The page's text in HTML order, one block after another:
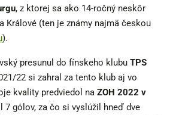
, z ktorej sa ako 14-ročný neskôr
Králové (ten je známy najmä českou
).
presunul do fínskeho klubu TPS
22 si zahral za tento klub aj vo
kvality predviedol na ZOH 2022 v
7 gólov, za čo si vyslúžil hneď dve